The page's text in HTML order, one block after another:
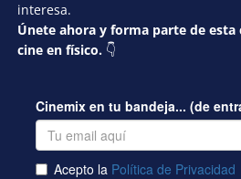
interesa.
Únete ahora y forma parte de
cine en físico. 👇